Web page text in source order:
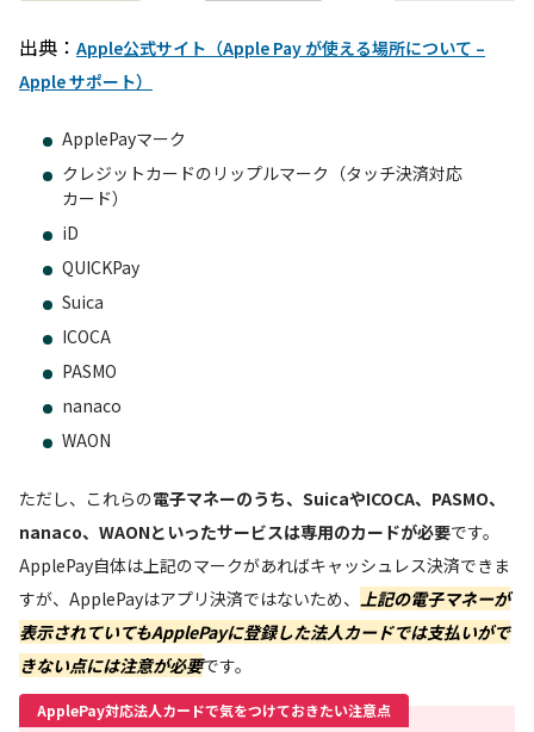
出典： Apple公式サイト（Apple Pay が使える場所について –
Apple サポート）
ApplePayマーク
クレジットカードのリップルマーク（タッチ決済対応
カード）
iD
QUICKPay
Suica
ICOCA
PASMO
nanaco
WAON
ただし、これらの電子マネーのうち、SuicaやICOCA、PASMO、
nanaco、WAONといったサービスは専用のカードが必要です。
ApplePay自体は上記のマークがあればキャッシュレス決済できま
すが、ApplePayはアプリ決済ではないため、 上記の電子マネーが
表示されていてもApplePayに登録した法人カードでは支払いがで
きない点には注意が必要です。
ApplePay対応法人カードで気をつけておきたい注意点